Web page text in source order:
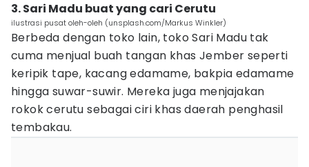
3. Sari Madu buat yang cari Cerutu
ilustrasi pusat oleh-oleh (unsplash.com/Markus Winkler)
Berbeda dengan toko lain, toko Sari Madu tak
cuma menjual buah tangan khas Jember seperti
keripik tape, kacang edamame, bakpia edamame
hingga suwar-suwir. Mereka juga menjajakan
rokok cerutu sebagai ciri khas daerah penghasil
tembakau.